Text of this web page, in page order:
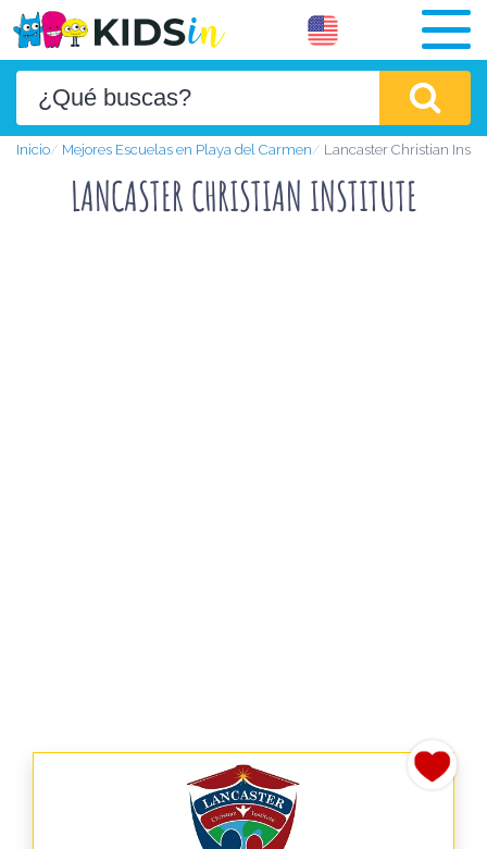
Inicio Mejores Escuelas en Playa del Carmen Lancaster Christian
LANCASTER CHRISTIAN INSTITUTE